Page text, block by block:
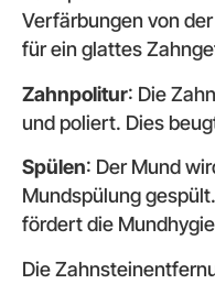
Verfärbungen von
für ein glattes
Zahnpolitur: Die
und poliert. Dies
Spülen: Der Mund
Mundspülung
fördert die
Die